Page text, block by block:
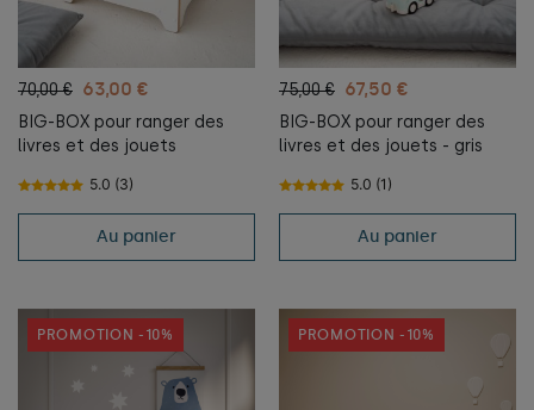
70,00 € 63,00 €
BIG-BOX pour ranger des
livres et des jouets
5.0 (3)
Au panier
75,00 € 67,50 €
BIG-BOX pour ranger des
livres et des jouets - gris
5.0 (1)
Au panier
PROMOTION -10% PROMOTION -10%